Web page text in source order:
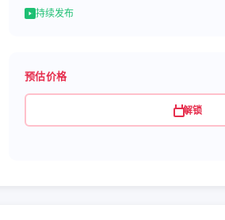
持续发布
预估价格
解锁